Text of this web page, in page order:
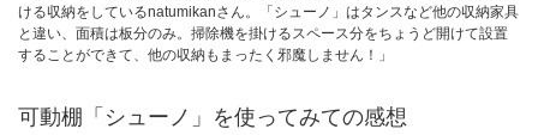
ける収納をしているnatumikanさん。「シューノ」はタンスなど他の収納家具
と違い、面積は板分のみ。掃除機を掛けるスペース分をちょうど開けて設置
することができて、他の収納もまったく邪魔しません！」
可動棚「シューノ」を使ってみての感想